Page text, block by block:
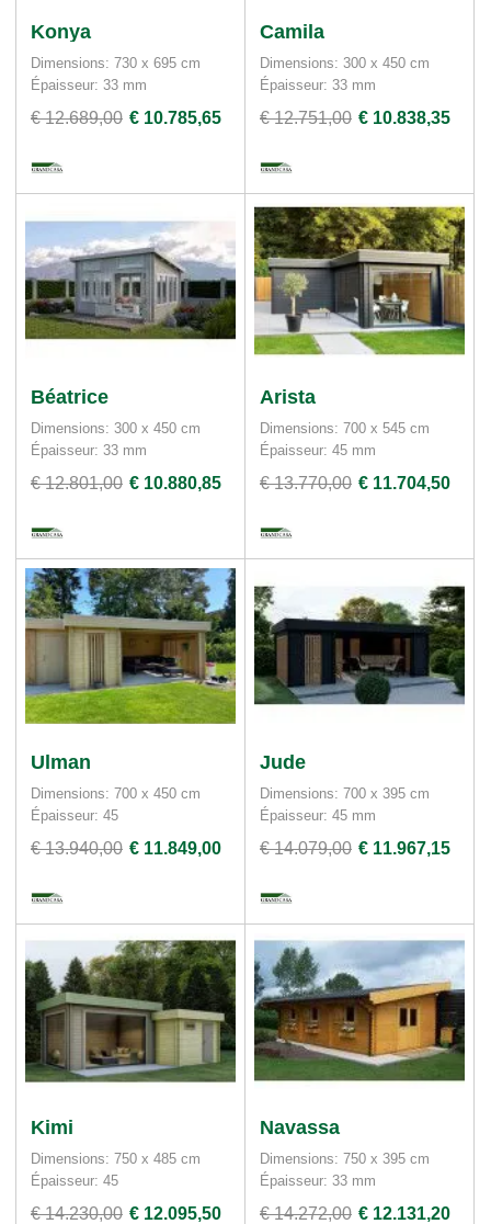
Konya
Dimensions: 730 x 695 cm
Épaisseur: 33 mm
€ 12.689,00 € 10.785,65
Camila
Dimensions: 300 x 450 cm
Épaisseur: 33 mm
€ 12.751,00 € 10.838,35
Béatrice
Dimensions: 300 x 450 cm
Épaisseur: 33 mm
€ 12.801,00 € 10.880,85
Arista
Dimensions: 700 x 545 cm
Épaisseur: 45 mm
€ 13.770,00 € 11.704,50
Ulman
Dimensions: 700 x 450 cm
Épaisseur: 45
€ 13.940,00 € 11.849,00
Jude
Dimensions: 700 x 395 cm
Épaisseur: 45 mm
€ 14.079,00 € 11.967,15
Kimi
Dimensions: 750 x 485 cm
Épaisseur: 45
€ 14.230,00 € 12.095,50
Navassa
Dimensions: 750 x 395 cm
Épaisseur: 33 mm
€ 14.272,00 € 12.131,20